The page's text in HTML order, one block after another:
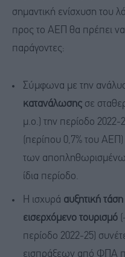
σημαντική ενίσχυση
προς το ΑΕΠ θα πρέπει
παράγοντες:
Σύμφωνα με την
κατανάλωσης σε
μ.ο.) την περίοδο 2022-
(περίπου 0,7% του
των
ίδια περίοδο.
Η ισχυρά αυξητική
εισερχόμενο τουρισμό
περίοδο 2022-25)
εισπράξεων από ΦΠΑ